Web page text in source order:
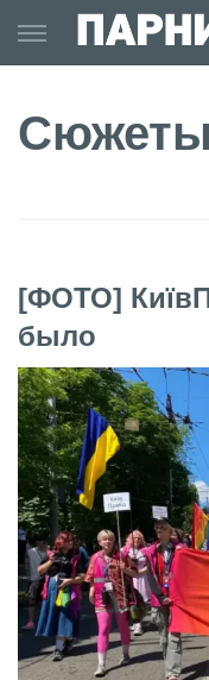
to
content
Сюжеты
[ФОТО]
было